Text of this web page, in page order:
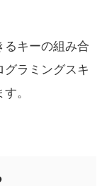
るキーの組み合
ラミングスキ
。